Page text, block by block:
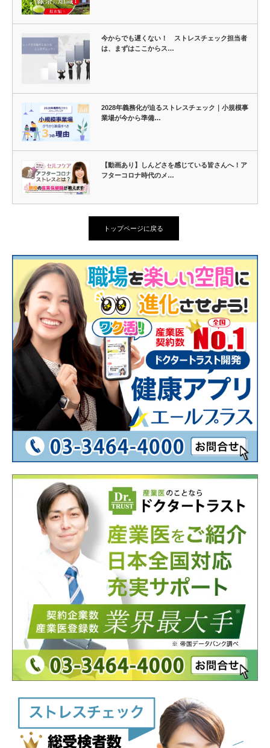
今からでも遅くない！ ストレスチェック担当者
は、まずはここからス…
2028年義務化が迫るストレスチェック｜小規模事
業場が今から準備…
【動画あり】しんどさを感じている皆さんへ！ア
フターコロナ時代のメ…
トップページに戻る